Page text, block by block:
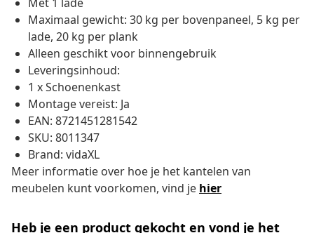
Maximaal gewicht: 30 kg per bovenpaneel, 5 kg per
lade, 20 kg per plank
Alleen geschikt voor binnengebruik
Leveringsinhoud:
1 x Schoenenkast
Montage vereist: Ja
EAN: 8721451281542
SKU: 8011347
Brand: vidaXL
Meer informatie over hoe je het kantelen van
meubelen kunt voorkomen, vind je hier
Heb je een product gekocht en vond je het